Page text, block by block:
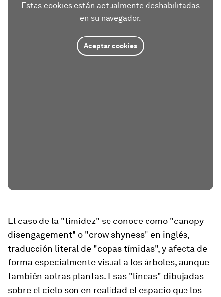
Estas cookies están actualmente deshabilitadas
en su navegador.
Aceptar cookies
El caso de la "timidez" se conoce como "canopy
disengagement" o "crow shyness" en inglés,
traducción literal de "copas tímidas", y afecta de
forma especialmente visual a los árboles, aunque
también aotras plantas. Esas "líneas" dibujadas
sobre el cielo son en realidad el espacio que los